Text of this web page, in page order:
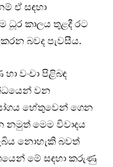
ඒ සඳහා
කාලය තුළදී රට
බවද පැවසීය.
වංචා පිළිබඳ
වන
හේතුවෙන් ගෙන
මෙම විවාදය
නොහැකි බවත්
මේ සඳහා කරුණු